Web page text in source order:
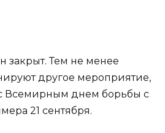
закрыт. Тем не менее
другое мероприятие,
Всемирным днем борьбы с
21 сентября.